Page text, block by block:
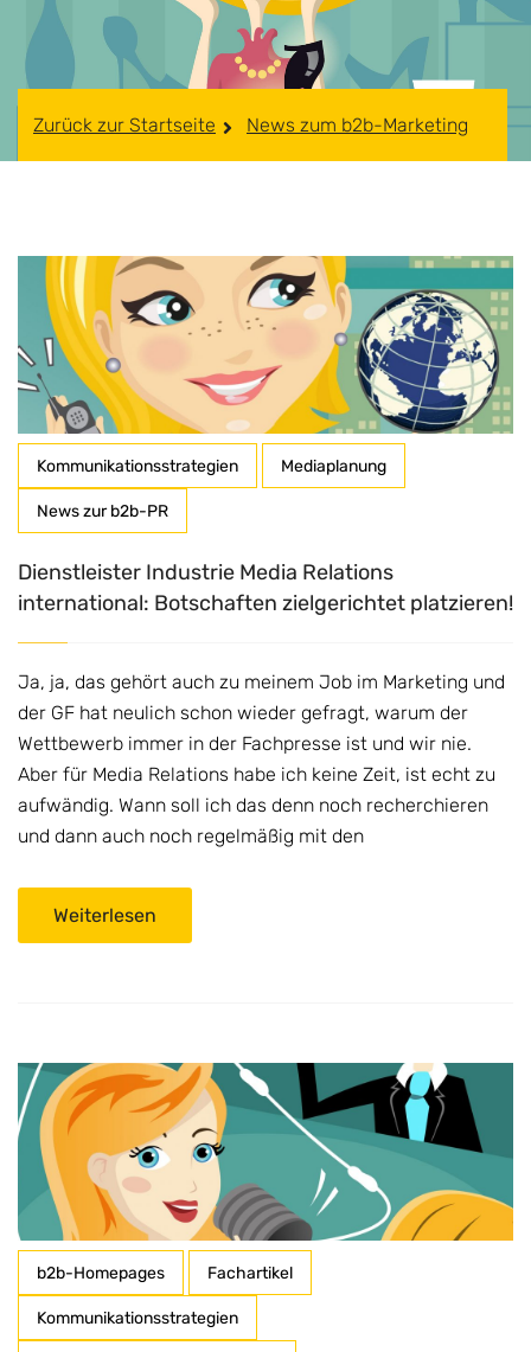
Zurück zur Startseite News zum b2b-Marketing
Kommunikationsstrategien Mediaplanung
News zur b2b-PR
Dienstleister Industrie Media Relations
international: Botschaften zielgerichtet platzieren!
Ja, ja, das gehört auch zu meinem Job im Marketing und
der GF hat neulich schon wieder gefragt, warum der
Wettbewerb immer in der Fachpresse ist und wir nie.
Aber für Media Relations habe ich keine Zeit, ist echt zu
aufwändig. Wann soll ich das denn noch recherchieren
und dann auch noch regelmäßig mit den
Weiterlesen
b2b-Homepages Fachartikel
Kommunikationsstrategien